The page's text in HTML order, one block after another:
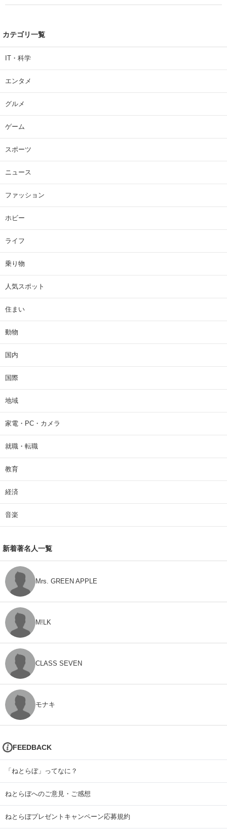
カテゴリ一覧
IT・科学
エンタメ
グルメ
ゲーム
スポーツ
ニュース
ファッション
ホビー
ライフ
乗り物
人気スポット
住まい
動物
国内
国際
地域
家電・PC・カメラ
就職・転職
教育
経済
音楽
新着著名人一覧
Mrs. GREEN APPLE
M!LK
CLASS SEVEN
モナキ
FEEDBACK
「ねとらぼ」ってなに？
ねとらぼへのご意見・ご感想
ねとらぼプレゼントキャンペーン応募規約